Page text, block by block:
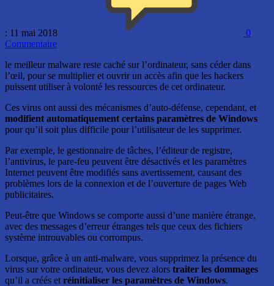
: 11 mai 2018
0
Commentaire
le meilleur malware reste caché sur l’ordinateur, sans céder dans
l’œil, pour se multiplier et ouvrir un accès afin que les hackers
puissent utiliser à volonté les ressources de cet ordinateur.
Ces virus ont aussi des mécanismes d’auto-défense, cependant, et
modifient automatiquement certains paramètres de Windows
pour qu’il soit plus difficile pour l’utilisateur de les supprimer.
Par exemple, le gestionnaire de tâches, l’éditeur de registre,
l’antivirus, le pare-feu peuvent être désactivés et les paramètres
Internet peuvent être modifiés sans avertissement, causant des
problèmes lors de la connexion et de l’ouverture de pages Web
publicitaires.
Peut-être que Windows se comporte aussi d’une manière étrange,
avec des messages d’erreur étranges tels que ceux des fichiers
système introuvables ou corrompus.
Lorsque, grâce à un anti-malware, vous supprimez la présence du
virus sur votre ordinateur, vous devez alors traiter les dommages
qu’il a créés et réinitialiser les paramètres de Windows.